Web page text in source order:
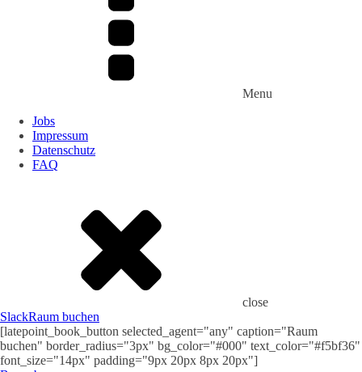
Menu
Jobs
Impressum
Datenschutz
FAQ
close
SlackRaum buchen
[latepoint_book_button selected_agent="any" caption="Raum
buchen" border_radius="3px" bg_color="#000" text_color="#f5bf36"
font_size="14px" padding="9px 20px 8px 20px"]